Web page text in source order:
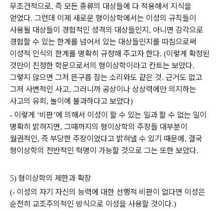
무조건적으로, 즉 모든 종류의 대상들에 다 적용해서 지식을
얻었다. 그런데 이제 새로운 형이상학에서는 이성의 규칙들이
사용될 대상들이 경험적인 성격의 대상들인지 , 아니면 감각으로
경험할 수 있는 한계를 넘어서 있는 대상들인지를 따짐으로써
이성적 인식의 한계를 명확히 규정해 주고자 한다. (이렇게 확정된
것만이 진정한 학문으로서의 형이상학이라고 칸트는 보았다.
그렇지 않으면 그저 뜬구름 잡는 소리와도 같은 것. 근거도 없고
그저 사변적인 사고, 그러니까 공상이나 상상력에만 의지하는
사고의 유희 , 놀이에 불과하다고 보았다)
- 이렇게 ‘비판’에 의해서 이성이 할 수 있는 일과 할 수 없는 일이
명확히 밝혀지면, 그때까지의 형이상학의 주장들 대부분이
월권적인, 즉 부당한 주장이었다고 밝혀낼 수 있기 때문에 , 결국
형이상학의 전반적인 혁명이 가능할 것으로 그는 또한 보았다.
5) 형이상학의 제한과 확장
(- 이성의 자기 자신의 능력에 대한 선행적 비판이 없다면 이성은
순전히 교조주의적인 방식으로 이성을 사용할 것이다.)